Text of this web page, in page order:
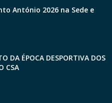
António 2026 na Sede e
DA ÉPOCA DESPORTIVA DOS
CSA